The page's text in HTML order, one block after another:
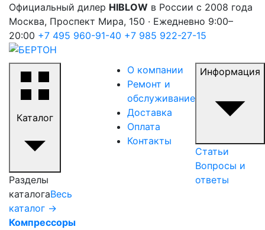
Официальный дилер HIBLOW в России с 2008 года
Москва, Проспект Мира, 150 · Ежедневно 9:00–
20:00 +7 495 960-91-40 +7 985 922-27-15
Каталог
Разделы
каталогаВесь
каталог →
Компрессоры
О компании
Ремонт и
обслуживание
Доставка
Оплата
Контакты
Информация
Статьи
Вопросы и
ответы